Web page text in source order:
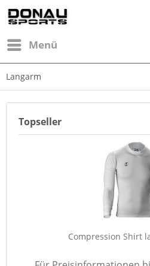
Menü
Langarm
Topseller
Compression Shirt